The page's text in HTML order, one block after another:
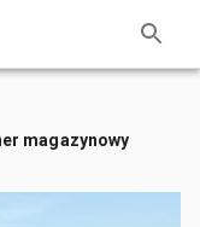
magazynowy